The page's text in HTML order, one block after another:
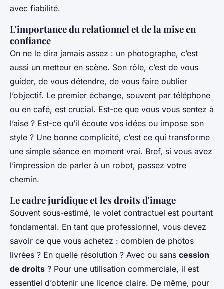
avec fiabilité.
L'importance du relationnel et de la mise en
confiance
On ne le dira jamais assez : un photographe, c’est
aussi un metteur en scène. Son rôle, c’est de vous
guider, de vous détendre, de vous faire oublier
l’objectif. Le premier échange, souvent par téléphone
ou en café, est crucial. Est-ce que vous vous sentez à
l’aise ? Est-ce qu’il écoute vos idées ou impose son
style ? Une bonne complicité, c’est ce qui transforme
une simple séance en moment vrai. Bref, si vous avez
l’impression de parler à un robot, passez votre
chemin.
Le cadre juridique et les droits d'image
Souvent sous-estimé, le volet contractuel est pourtant
fondamental. En tant que professionnel, vous devez
savoir ce que vous achetez : combien de photos
livrées ? En quelle résolution ? Avec ou sans cession
de droits ? Pour une utilisation commerciale, il est
essentiel d’obtenir une licence claire. De même, pour